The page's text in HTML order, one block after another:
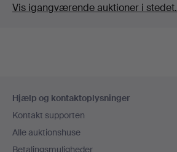
Vis igangværende auktioner i stedet.
Hjælp og kontaktoplysninger
Kontakt supporten
Alle auktionshuse
Betalingsmuligheder